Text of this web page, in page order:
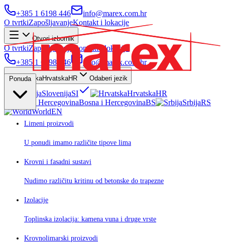
+385 1 6198 446
info@marex.com.hr
O tvrtkiZapošljavanjeKontakt i lokacije
Otvori izbornik
O tvrtkiZapošljavanje
Kontakt i lokacije
+385 1 6198 446
info@marex.com.hr
HrvatskaHR Odaberi jezik
SlovenijaSI HrvatskaHR
Bosna i HercegovinaBS SrbijaRS
WorldEN
Ponuda
Limeni proizvodi
U ponudi imamo različite tipove lima
Krovni i fasadni sustavi
Nudimo različitu kritinu od betonske do trapezne
Izolacije
Toplinska izolacija: kamena vuna i druge vrste
Krovnolimarski proizvodi